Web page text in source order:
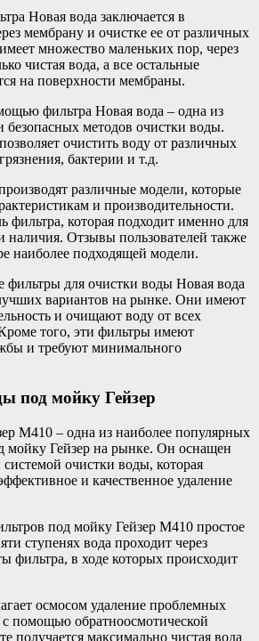
Новая вода заключается в
мембрану и очистке ее от различных
множество маленьких пор, через
чистая вода, а все остальные
на поверхности мембраны.
фильтра Новая вода – одна из
методов очистки воды.
очистить воду от различных
бактерии и т.д.
различные модели, которые
и производительности.
фильтра, которая подходит именно для
наличия. Отзывы пользователей также
наиболее подходящей модели.
фильтры для очистки воды Новая вода
вариантов на рынке. Они имеют
и очищают воду от всех
того, эти фильтры имеют
и требуют минимального
под мойку Гейзер
М410 – одна из наиболее популярных
мойку Гейзер на рынке. Он оснащен
очистки воды, которая
и качественное удаление
под мойку Гейзер М410 простое
ступенях вода проходит через
фильтра, в ходе которых происходит
осмосом удаление проблемных
с помощью обратноосмотической
получается максимально чистая вода